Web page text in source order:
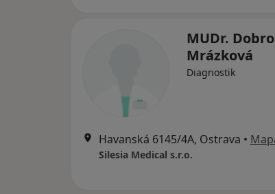
MUDr.
Mrázková
Diagnostik
Havanská 6145/4A, Ostrava •
Silesia Medical s.r.o.